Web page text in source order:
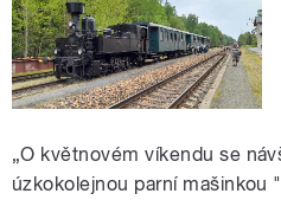
„O květnovém víkendu se
úzkokolejnou parní mašinkou